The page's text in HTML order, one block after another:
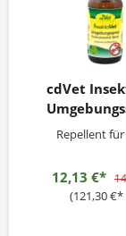
cdVet
Repellent
12,13 €*
(121,30